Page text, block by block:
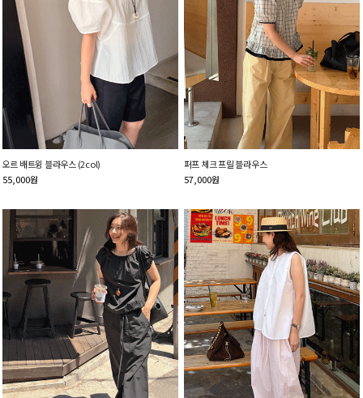
오르 배트윙 블라우스 (2col)
55,000원
퍼프 체크 프릴 블라우스
57,000원